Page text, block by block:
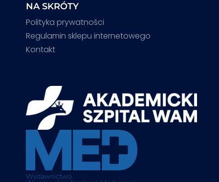
NA SKRÓTY
Polityka prywatności
Regulamin sklepu internetowego
Kontakt